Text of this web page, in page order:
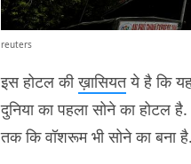
reuters
इस होटल कीख़ासियतये है कि
दुनिया का पहला सोने का
तक कि वॉशरूम भी सोने का बना है.